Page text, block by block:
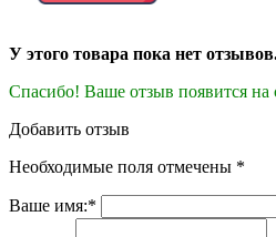
У этого товара пока нет
Спасибо! Ваше отзыв появится на
Добавить отзыв
Необходимые поля отмечены *
Ваше имя:*